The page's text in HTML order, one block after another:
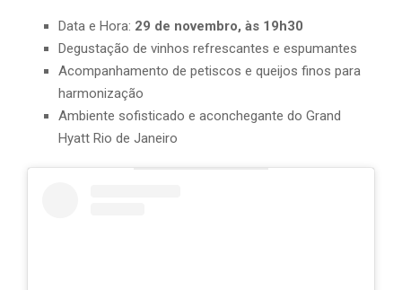
Data e Hora: 29 de novembro, às 19h30
Degustação de vinhos refrescantes e espumantes
Acompanhamento de petiscos e queijos finos para
harmonização
Ambiente sofisticado e aconchegante do Grand
Hyatt Rio de Janeiro